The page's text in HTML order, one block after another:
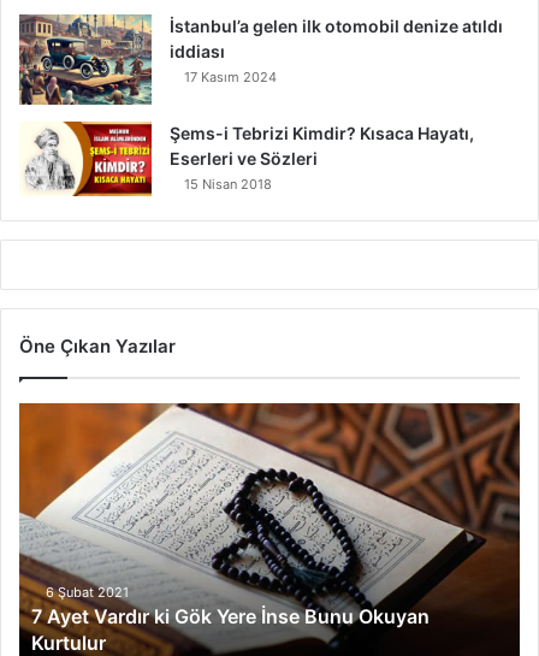
İstanbul’a gelen ilk otomobil denize atıldı
iddiası
17 Kasım 2024
Şems-i Tebrizi Kimdir? Kısaca Hayatı,
Eserleri ve Sözleri
15 Nisan 2018
Öne Çıkan Yazılar
t
V
a
r
d
6 Şubat 2021
7 Ayet Vardır ki Gök Yere İnse Bunu Okuyan
Kurtulur